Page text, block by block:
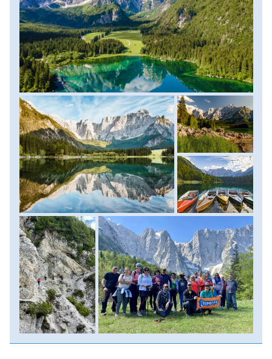
emelkedünk egyre feljebb és egyre közelebb kerülünk a
sziklafalakhoz, úgy lesz utunk is egyre izgalmasabb. A túra
végpontja a Luigi Zacchi menedékház csodás terasza,
ahonnan jól belátható az egész sziklakatlant keretező
csipkézett gerinc. Miután kigyönyörködtük magunkat,
folytatjuk utunkat és a körtúra végén ismét a tavakhoz
érkezünk meg. Itt jut még egy kis szabadidő, majd a közeli
Tarvisio városába folyatjuk napunkat. Bájos olasz
település, hangulatos utcákkal, körben a csodás hegyekkel,
télen kedvelt síterület, nyáron a túrázók, biciklisek kedvelt
megállópontja. Lesz lehetőség kávézni, igazi olasz pizzát
enni vagy egy különleges hangulatú helyi étterembe
megkóstolni a tiroli és szlovén hatással fűszerezett
ételeket. A kora esti órákban érünk vissza szállásunkra.
(Szintkülönbség: 730 m fel és le, túratáv 11 km, menetidő:
kb. 4-5 óra). Szállás: szálloda, ellátás: reggeli.